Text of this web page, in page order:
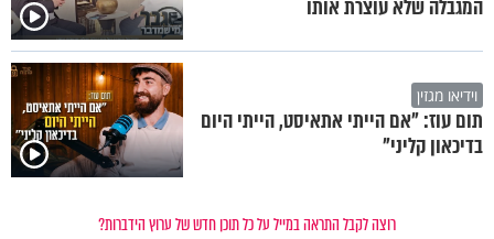
המגבלה שלא עוצרת אותו
וידיאו מגזין
תום עוז: "אם הייתי אתאיסט, הייתי היום
בדיכאון קליני"
רוצה לקבל התראה במייל על כל תוכן חדש של ערוץ הידברות?